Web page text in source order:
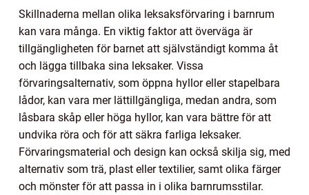
Skillnaderna mellan olika leksaksförvaring i barnrum
kan vara många. En viktig faktor att överväga är
tillgängligheten för barnet att självständigt komma åt
och lägga tillbaka sina leksaker. Vissa
förvaringsalternativ, som öppna hyllor eller stapelbara
lådor, kan vara mer lättillgängliga, medan andra, som
låsbara skåp eller höga hyllor, kan vara bättre för att
undvika röra och för att säkra farliga leksaker.
Förvaringsmaterial och design kan också skilja sig, med
alternativ som trä, plast eller textilier, samt olika färger
och mönster för att passa in i olika barnrumsstilar.